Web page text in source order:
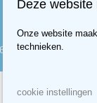
Comfort-Kussen
Deze
Onze website
technieken.
cookie instellingen